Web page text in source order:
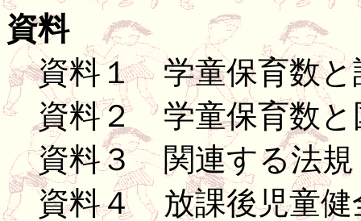
資料
資料１ 学童保育数と
資料２ 学童保育数と
資料３ 関連する法規
資料４ 放課後児童健